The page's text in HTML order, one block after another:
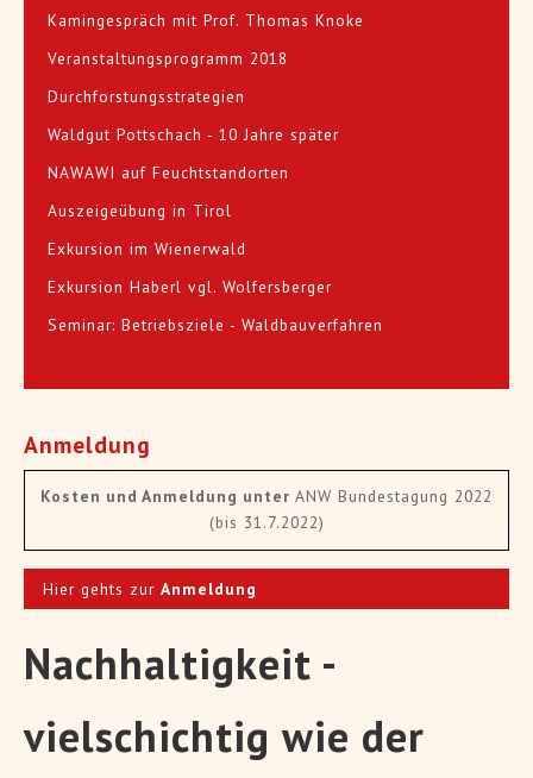
Kamingespräch mit Prof. Thomas Knoke
Veranstaltungsprogramm 2018
Durchforstungsstrategien
Waldgut Pottschach - 10 Jahre später
NAWAWI auf Feuchtstandorten
Auszeigeübung in Tirol
Exkursion im Wienerwald
Exkursion Haberl vgl. Wolfersberger
Seminar: Betriebsziele - Waldbauverfahren
Anmeldung
Kosten und Anmeldung unter ANW Bundestagung 2022
(bis 31.7.2022)
Hier gehts zur Anmeldung
Nachhaltigkeit -
vielschichtig wie der